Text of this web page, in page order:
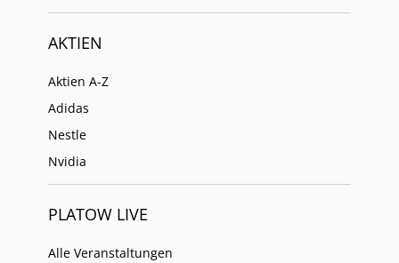
AKTIEN
Aktien A-Z
Adidas
Nestle
Nvidia
PLATOW LIVE
Alle Veranstaltungen